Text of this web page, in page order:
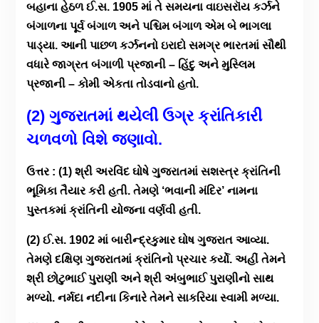
બહાના હેઠળ ઈ.સ. 1905 માં તે સમયના વાઇસરૉય કર્ઝને
બંગાળના પૂર્વ બંગાળ અને પશ્ચિમ બંગાળ એમ બે ભાગલા
પાડ્યા. આની પાછળ કર્ઝનનો ઇરાદો સમગ્ર ભારતમાં સૌથી
વધારે જાગ્રત બંગાળી પ્રજાની – હિંદુ અને મુસ્લિમ
પ્રજાની – કોમી એકતા તોડવાનો હતો.
(2) ગુજરાતમાં થયેલી ઉગ્ર ક્રાંતિકારી
ચળવળો વિશે જણાવો.
ઉત્તર : (1) શ્રી અરવિંદ ઘોષે ગુજરાતમાં સશસ્ત્ર ક્રાંતિની
ભૂમિકા તૈયાર કરી હતી. તેમણે ‘ભવાની મંદિર’ નામના
પુસ્તકમાં ક્રાંતિની યોજના વર્ણવી હતી.
(2) ઈ.સ. 1902 માં બારીન્દ્રકુમાર ઘોષ ગુજરાત આવ્યા.
તેમણે દક્ષિણ ગુજરાતમાં ક્રાંતિનો પ્રચાર કર્યો. અહીં તેમને
શ્રી છોટુભાઈ પુરાણી અને શ્રી અંબુભાઈ પુરાણીનો સાથ
મળ્યો. નર્મદા નદીના કિનારે તેમને સાકરિયા સ્વામી મળ્યા.